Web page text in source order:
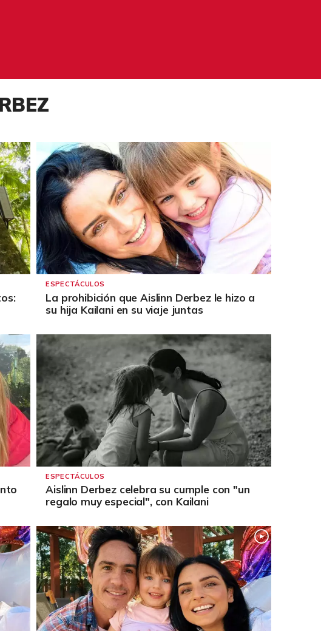
ESPECTÁCULOS
La prohibición que Aislinn Derbez le hizo a
su hija Kailani en su viaje juntas
ESPECTÁCULOS
Aislinn Derbez celebra su cumple con "un
regalo muy especial", con Kailani